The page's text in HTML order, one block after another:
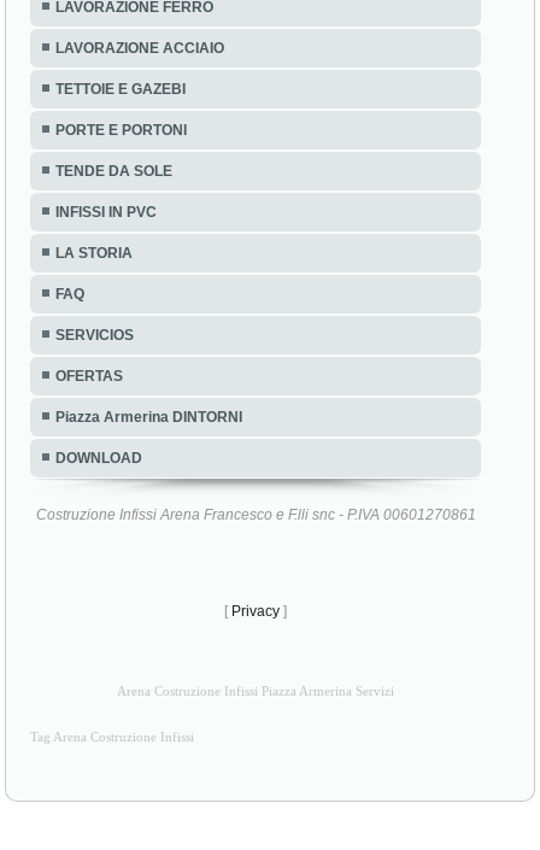
LAVORAZIONE FERRO
LAVORAZIONE ACCIAIO
TETTOIE E GAZEBI
PORTE E PORTONI
TENDE DA SOLE
INFISSI IN PVC
LA STORIA
FAQ
SERVICIOS
OFERTAS
Piazza Armerina DINTORNI
DOWNLOAD
Costruzione Infissi Arena Francesco e F.lli snc - P.IVA 00601270861
[ Privacy ]
Arena Costruzione Infissi Piazza Armerina Servizi
Tag Arena Costruzione Infissi